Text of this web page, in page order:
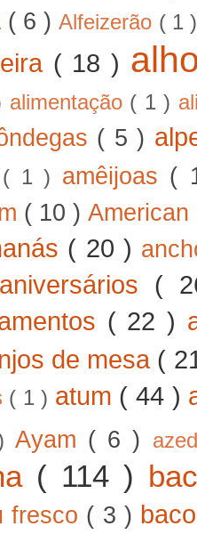
( 6 )Alfeizerão ( 1
( 18 )
alimentação ( 1 )
( 5 )
( 1 ) amêijoas (
( 10 )
( 20 )
aniversários (
( 22 )
de mesa (
( 1 ) atum ( 44 )
Ayam ( 6 )
( 114 )
fresco ( 3 )